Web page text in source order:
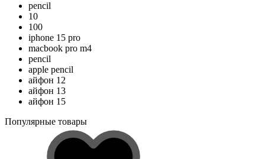
pencil
10
100
iphone 15 pro
macbook pro m4
pencil
apple pencil
айфон 12
айфон 13
айфон 15
Популярные товары